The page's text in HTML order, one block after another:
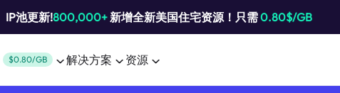
IP池更新!800,000+新增全新美国住宅资源！只需0.80$/GB
$0.80/GB 解决方案 资源